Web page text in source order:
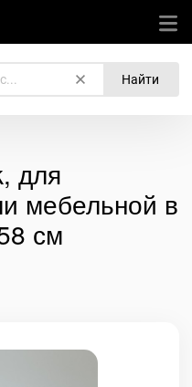
Найти
для
мебельной в
см